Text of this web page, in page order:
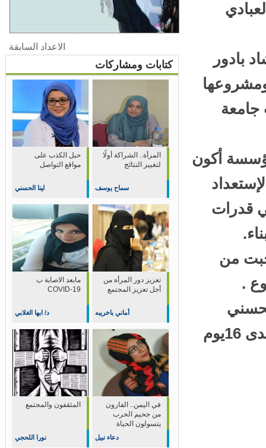
الاعداد السابقة
كتابات ومشاركات
حبل الكذب على
مواقع التواصل
لينا الحسني
المرأة.. الشراكة أولًا
لتغيير النتائج
سماح يوسف
مابعد الاصابة ب
COVID-19
د/ ابها الغلابي
تعزيز دور المرأة من
أجل تعزيز المجتمع
أماني باخريبه
المثقفون والمجتمع
نورا اللحجي
في اليمن.. الفارون
من جحيم الحرب
يتسولون الحياة
دعاء نبيل
بادور
أكون
قدرات
من
.
وأقدار الصراري ومها عوض والذين أستمرو على مدى 16يوم